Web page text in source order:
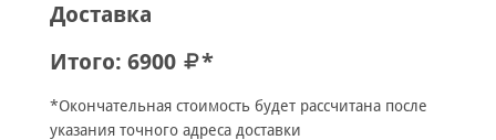
Доставка
Итого: 6900 *
*Окончательная стоимость будет рассчитана после
указания точного адреса доставки